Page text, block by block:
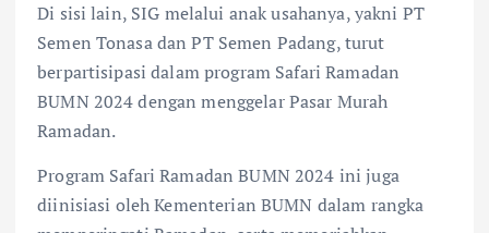
Di sisi lain, SIG melalui anak usahanya, yakni PT
Semen Tonasa dan PT Semen Padang, turut
berpartisipasi dalam program Safari Ramadan
BUMN 2024 dengan menggelar Pasar Murah
Ramadan.
Program Safari Ramadan BUMN 2024 ini juga
diinisiasi oleh Kementerian BUMN dalam rangka